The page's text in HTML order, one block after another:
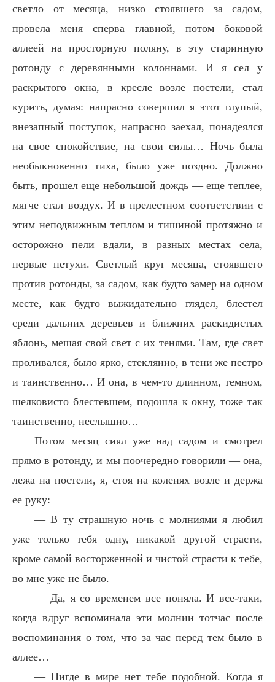
светло от месяца, низко стоявшего за садом,
провела меня сперва главной, потом боковой
аллеей на просторную поляну, в эту старинную
ротонду с деревянными колоннами. И я сел у
раскрытого окна, в кресле возле постели, стал
курить, думая: напрасно совершил я этот глупый,
внезапный поступок, напрасно заехал, понадеялся
на свое спокойствие, на свои силы… Ночь была
необыкновенно тиха, было уже поздно. Должно
быть, прошел еще небольшой дождь — еще теплее,
мягче стал воздух. И в прелестном соответствии с
этим неподвижным теплом и тишиной протяжно и
осторожно пели вдали, в разных местах села,
первые петухи. Светлый круг месяца, стоявшего
против ротонды, за садом, как будто замер на одном
месте, как будто выжидательно глядел, блестел
среди дальних деревьев и ближних раскидистых
яблонь, мешая свой свет с их тенями. Там, где свет
проливался, было ярко, стеклянно, в тени же пестро
и таинственно… И она, в чем-то длинном, темном,
шелковисто блестевшем, подошла к окну, тоже так
таинственно, неслышно…
Потом месяц сиял уже над садом и смотрел
прямо в ротонду, и мы поочередно говорили — она,
лежа на постели, я, стоя на коленях возле и держа
ее руку:
— В ту страшную ночь с молниями я любил
уже только тебя одну, никакой другой страсти,
кроме самой восторженной и чистой страсти к тебе,
во мне уже не было.
— Да, я со временем все поняла. И все-таки,
когда вдруг вспоминала эти молнии тотчас после
воспоминания о том, что за час перед тем было в
аллее…
— Нигде в мире нет тебе подобной. Когда я